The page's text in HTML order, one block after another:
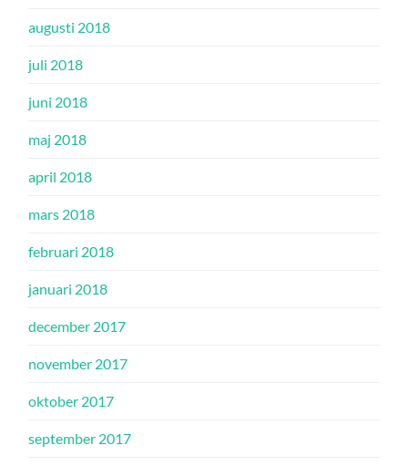
augusti 2018
juli 2018
juni 2018
maj 2018
april 2018
mars 2018
februari 2018
januari 2018
december 2017
november 2017
oktober 2017
september 2017